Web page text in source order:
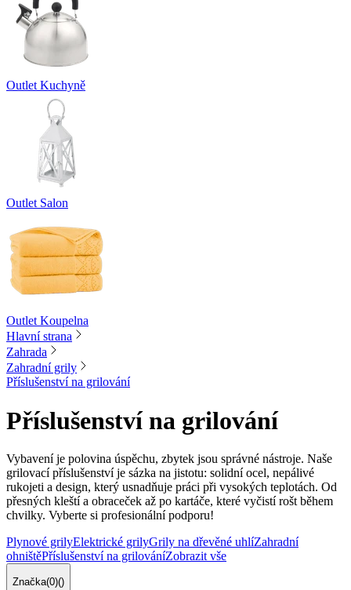
Outlet Kuchyně
Outlet Salon
Outlet Koupelna
Hlavní strana
Zahrada
Zahradní grily
Příslušenství na grilování
Příslušenství na grilování
Vybavení je polovina úspěchu, zbytek jsou správné nástroje. Naše
grilovací příslušenství je sázka na jistotu: solidní ocel, nepálivé
rukojeti a design, který usnadňuje práci při vysokých teplotách. Od
přesných kleští a obraceček až po kartáče, které vyčistí rošt během
chvilky. Vyberte si profesionální podporu!
Plynové grilyElektrické grilyGrily na dřevěné uhlíZahradní
ohništěPříslušenství na grilováníZobrazit vše
Značka(0)()